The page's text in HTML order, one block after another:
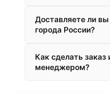
Доставляете ли
города России?
Как сделать заказ
менеджером?